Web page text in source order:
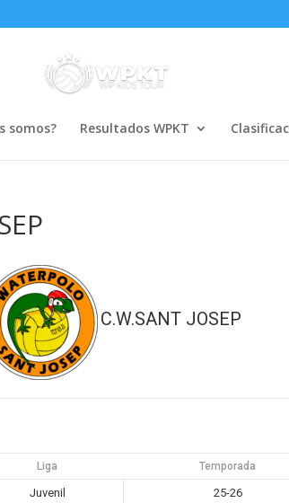
somos? Resultados WPKT
C.W.SANT JOSEP
Liga Temporada
Juvenil 25-26